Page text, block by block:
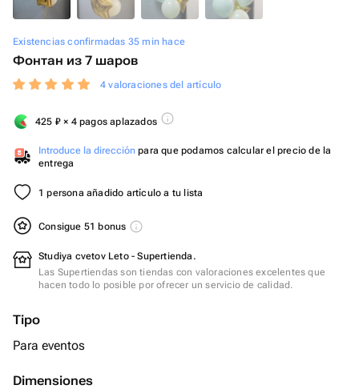
Existencias confirmadas 35 min hace
Фонтан из 7 шаров
4 valoraciones del artículo
425 ₽ × 4 pagos aplazados
Introduce la dirección para que podamos calcular el precio de la
entrega
1 persona añadido artículo a tu lista
Consigue 51 bonus
Studiya cvetov Leto - Supertienda.
Las Supertiendas son tiendas con valoraciones excelentes que
hacen todo lo posible por ofrecer un servicio de calidad.
Tipo
Para eventos
Dimensiones